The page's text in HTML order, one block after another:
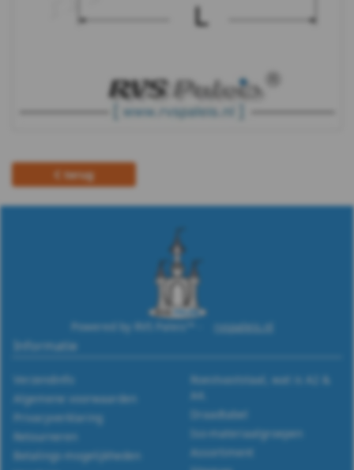
terug
Powered by RVS Paleis™ - rvspaleis.nl
Informatie
Verzendinfo
Algemene voorwaarden
Privacyverklaring
Retourneren
Betalings-mogelijkheden
Roestvaststaal, wat is A2 &
A4.
Draadtabel
Iso-materiaalgroepen
Assortiment